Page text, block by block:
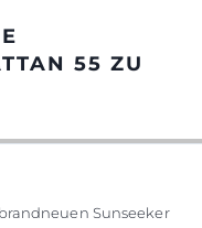
BOOT
55 ZU
Sunseeker